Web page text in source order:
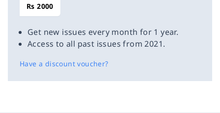
Rs 2000
Get new issues every month for 1 year.
Access to all past issues from 2021.
Have a discount voucher?